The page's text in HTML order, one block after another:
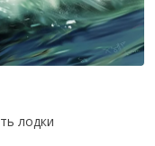
лодки